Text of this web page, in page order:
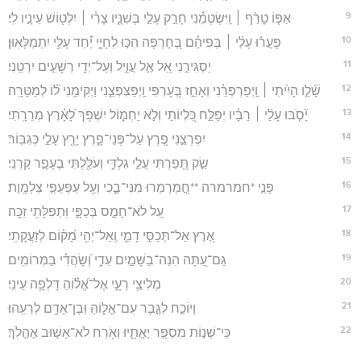
9 אַפּ֤וֹ טָרַ֨ף ׀ וַֽיִּשְׂטְמֵ֗נִי חָרַ֣ק עָלַ֣י בְּשִׁנָּ֑יו צָרִ֓י ׀ יִלְט֖וֹשׁ עֵינָ֣יו לִֽי׃
10 פָּעֲר֬וּ עָלַ֨י ׀ בְּפִיהֶ֗ם בְּ֭חֶרְפָּה הִכּ֣וּ לְחָיָ֑י יַ֝֗חַד עָלַ֥י יִתְמַלָּאֽוּן׃
11 יַסְגִּירֵ֣נִי אֵ֭ל אֶ֣ל עֲוִ֑יל וְעַל־יְדֵ֖י רְשָׁעִ֣ים יִרְטֵֽנִי׃
12 שָׁ֘לֵ֤ו הָיִ֨יתִי ׀ וַֽיְפַרְפְּרֵ֗נִי וְאָחַ֣ז בְּ֭עָרְפִּי וַֽיְפַצְפְּצֵ֑נִי וַיְקִימֵ֥נִי ל֝֗וֹ לְמַטָּרָֽה׃
13 יָ֘סֹ֤בּוּ עָלַ֨י ׀ רַבָּ֗יו יְפַלַּ֣ח כִּ֭לְיוֹתַי וְלֹ֣א יַחְמ֑וֹל יִשְׁפֹּ֥ךְ לָ֝אָ֗רֶץ מְרֵרָֽתִי׃
14 יִפְרְצֵ֣נִי פֶ֭רֶץ עַל־פְּנֵי־פָ֑רֶץ יָרֻ֖ץ עָלַ֣י כְּגִבּֽוֹר׃
15 שַׂ֣ק תָּ֭פַרְתִּי עֲלֵ֣י גִלְדִּ֑י וְעֹלַ֖לְתִּי בֶעָפָ֣ר קַרְנִֽי׃
16 פָּנַ֣י *חמרמרה **חֳ֭מַרְמְרוּ מִנִּי־בֶ֑כִי וְעַ֖ל עַפְעַפַּ֣י צַלְמָֽוֶת׃
17 עַ֭ל לֹא־חָמָ֣ס בְּכַפָּ֑י וּֽתְפִלָּתִ֥י זַכָּֽה׃
18 אֶ֭רֶץ אַל־תְּכַסִּ֣י דָמִ֑י וְֽאַל־יְהִ֥י מָ֝ק֗וֹם לְזַעֲקָתִֽי׃
19 גַּם־עַ֭תָּה הִנֵּה־בַשָּׁמַ֣יִם עֵדִ֑י וְ֝שָׂהֲדִ֗י בַּמְּרוֹמִֽים׃
20 מְלִיצַ֥י רֵעָ֑י אֶל־אֱ֝ל֗וֹהַ דָּלְפָ֥ה עֵינִֽי׃
21 וְיוֹכַ֣ח לְגֶ֣בֶר עִם־אֱל֑וֹהַּ וּֽבֶן־אָדָ֥ם לְרֵעֵֽהוּ׃
22 כִּֽי־שְׁנ֣וֹת מִסְפָּ֣ר יֶאֱתָ֑יוּ וְאֹ֖רַח לֹא־אָשׁ֣וּב אֶהֱלֹֽךְ׃